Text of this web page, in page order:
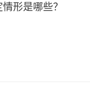
形是哪些？